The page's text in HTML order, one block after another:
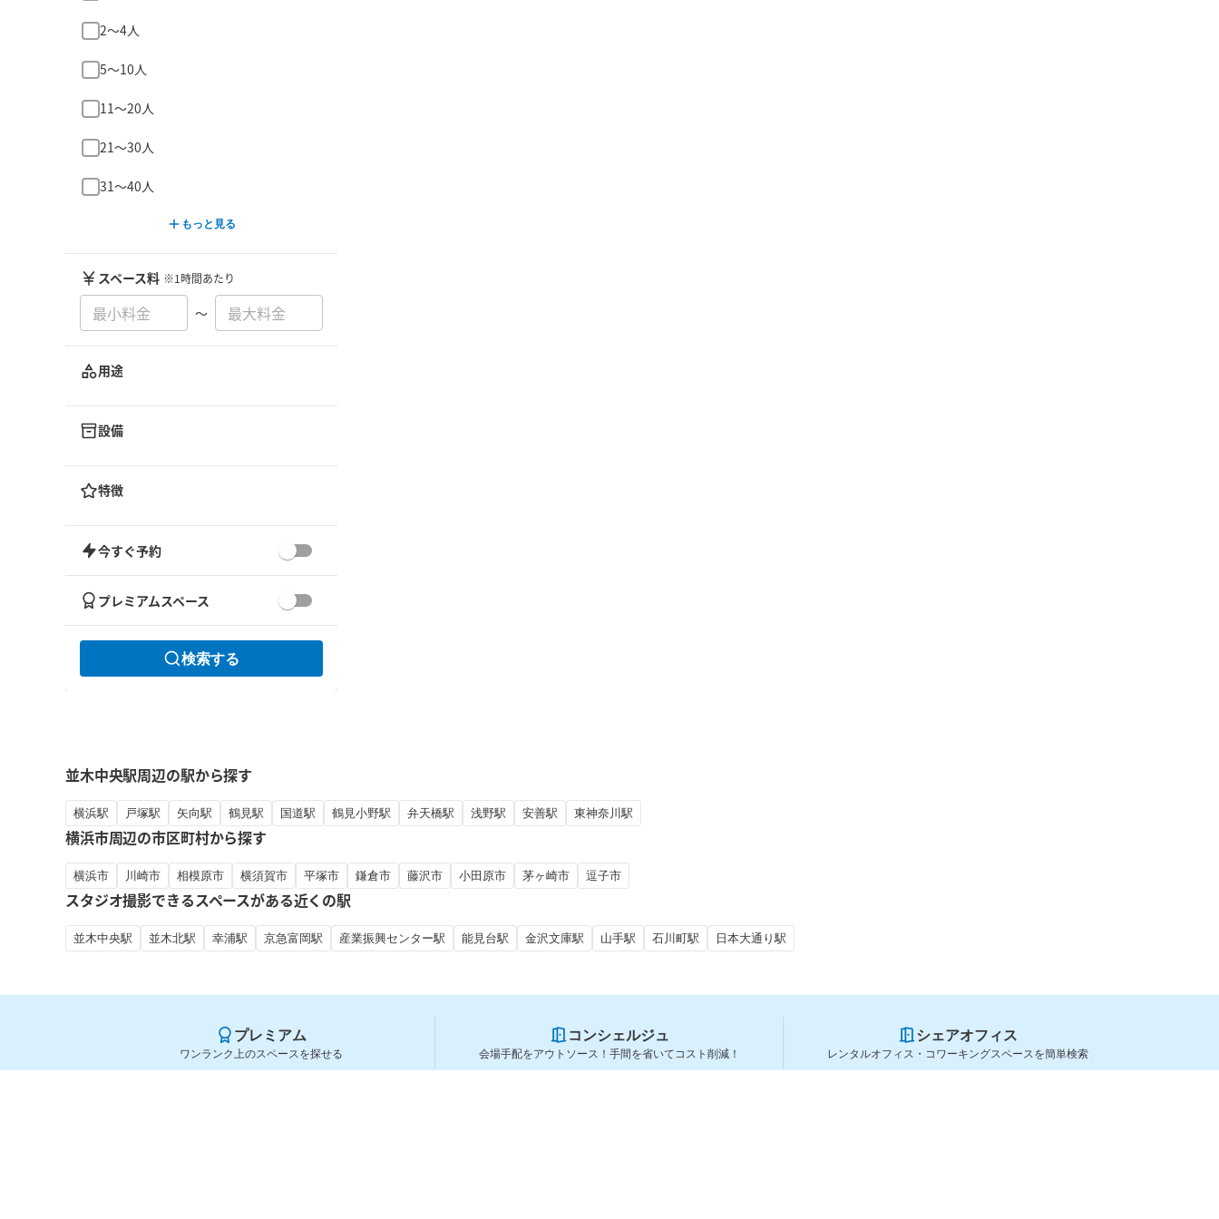
2〜4人
5〜10人
11〜20人
21〜30人
31〜40人
もっと見る
スペース料 ※1時間あたり
〜
用途
設備
特徴
今すぐ予約
プレミアムスペース
検索する
並木中央駅周辺の駅から探す
横浜駅 戸塚駅 矢向駅 鶴見駅 国道駅 鶴見小野駅 弁天橋駅 浅野駅 安善駅 東神奈川駅
横浜市周辺の市区町村から探す
横浜市 川崎市 相模原市 横須賀市 平塚市 鎌倉市 藤沢市 小田原市 茅ヶ崎市 逗子市
スタジオ撮影できるスペースがある近くの駅
並木中央駅 並木北駅 幸浦駅 京急富岡駅 産業振興センター駅 能見台駅 金沢文庫駅 山手駅 石川町駅 日本大通り駅
プレミアム
ワンランク上のスペースを探せる
コンシェルジュ
会場手配をアウトソース！手間を省いてコスト削減！
シェアオフィス
レンタルオフィス・コワーキングスペースを簡単検索